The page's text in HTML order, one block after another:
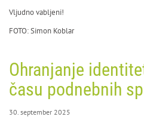
Vljudno vabljeni!
FOTO: Simon Koblar
Ohranjanje
času podnebnih
30. september 2025